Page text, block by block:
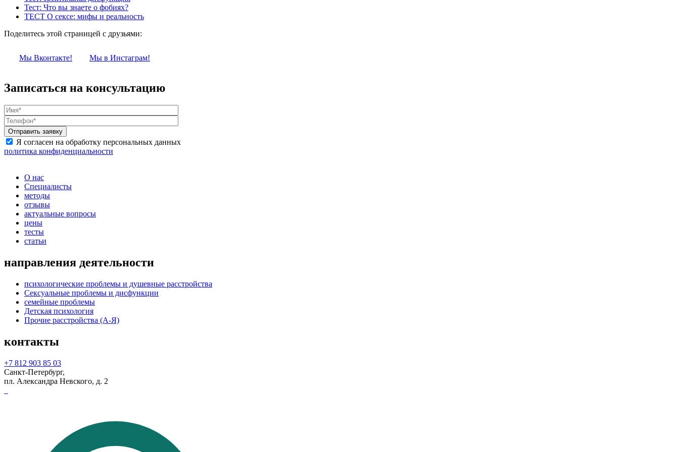
Тест: Что вы знаете о фобиях?
ТЕСТ О сексе: мифы и реальность
Поделитесь этой страницей с друзьями:
Мы Вконтакте! Мы в Инстаграм!
Записаться на консультацию
Я согласен на обработку персональных данных
политика конфиденциальности
О нас
Специалисты
методы
отзывы
актуальные вопросы
цены
тесты
статьи
направления деятельности
психологические проблемы и душевные расстройства
Сексуальные проблемы и дисфункции
семейные проблемы
Детская психология
Прочие расстройства (А-Я)
контакты
+7 812 903 85 03
Санкт-Петербург,
пл. Александра Невского, д. 2